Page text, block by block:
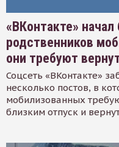
«ВКонтакте»
родственников
они требуют
Соцсеть «ВКонтакте»
несколько постов, в
мобилизованных
близким отпуск и